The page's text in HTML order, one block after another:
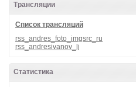
Трансляции
Список трансляций
rss_andres_foto_imgsrc_ru
rss_andresivanov_lj
Статистика